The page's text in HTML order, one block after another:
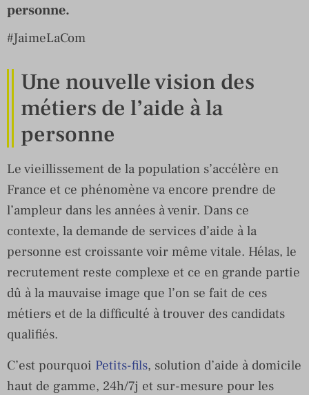
personne.
#JaimeLaCom
Une nouvelle vision des
métiers de l’aide à la
personne
Le vieillissement de la population s’accélère en
France et ce phénomène va encore prendre de
l’ampleur dans les années à venir. Dans ce
contexte, la demande de services d’aide à la
personne est croissante voir même vitale. Hélas, le
recrutement reste complexe et ce en grande partie
dû à la mauvaise image que l’on se fait de ces
métiers et de la difficulté à trouver des candidats
qualifiés.
C’est pourquoi Petits-fils, solution d’aide à domicile
haut de gamme, 24h/7j et sur-mesure pour les